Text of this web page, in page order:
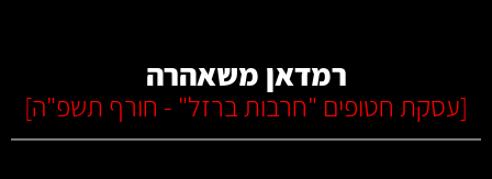
רמדאן משאהרה
[עסקת חטופים "חרבות ברזל" - חורף תשפ"ה]